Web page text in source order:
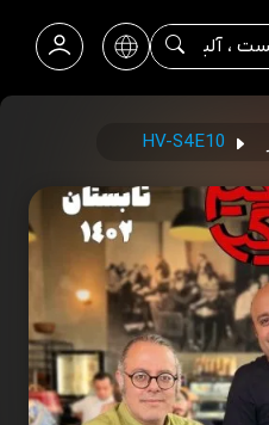
HV-S4E10